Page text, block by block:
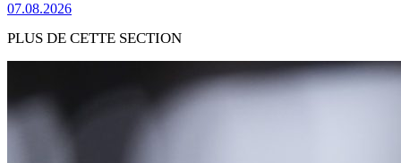
07.08.2026
PLUS DE CETTE SECTION